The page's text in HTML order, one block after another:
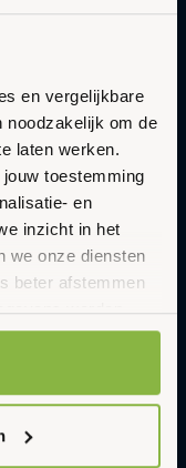
en vergelijkbare
noodzakelijk om de
laten werken.
toestemming
en
inzicht in het
we onze diensten
beter afstemmen
worden
Kies ‘Alleen
per categorie